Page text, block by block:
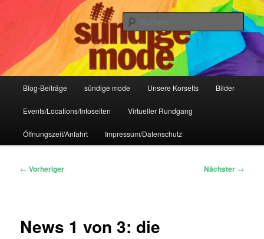
Sündige Mode Frankfurt
IHR Laden für Korsetts, Lifestyle-Mode, Club- und Dark-Wear seit 2004
Blog-Beiträge sündige mode Unsere Korsetts Bilder
Events/Locations/Infoseiten Virtueller Rundgang
Öffnungszeit/Anfahrt Impressum/Datenschutz
Beitragsnavigation
← Vorheriger Nächster →
News 1 von 3: die